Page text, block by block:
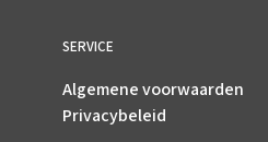
SERVICE
Algemene voorwaarden
Privacybeleid